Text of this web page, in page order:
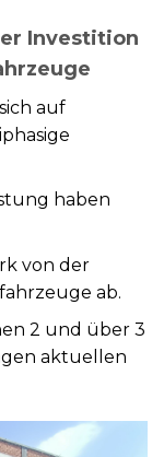
Investition
auf
haben
von der
ab.
2 und über 3
aktuellen